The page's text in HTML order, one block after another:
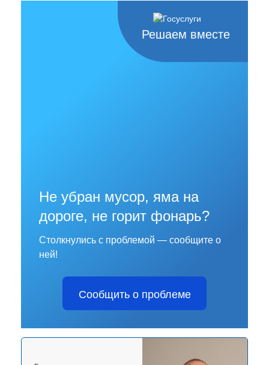
Решаем вместе
Не убран мусор, яма на
дороге, не горит фонарь?
Столкнулись с проблемой — сообщите о
ней!
Сообщить о проблеме